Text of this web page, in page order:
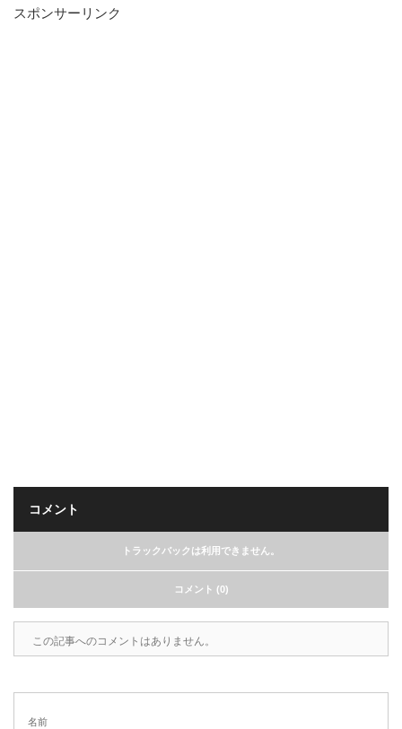
スポンサーリンク
コメント
トラックバックは利用できません。
コメント (0)
この記事へのコメントはありません。
名前